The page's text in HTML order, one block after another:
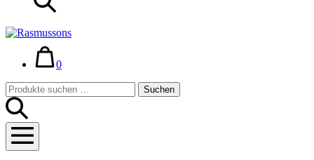
Warenkorb
0im
Suche-
Schalter
Suchen
nach:
Suchen
Menü-
Schalter